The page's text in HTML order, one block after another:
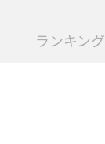
ランキング